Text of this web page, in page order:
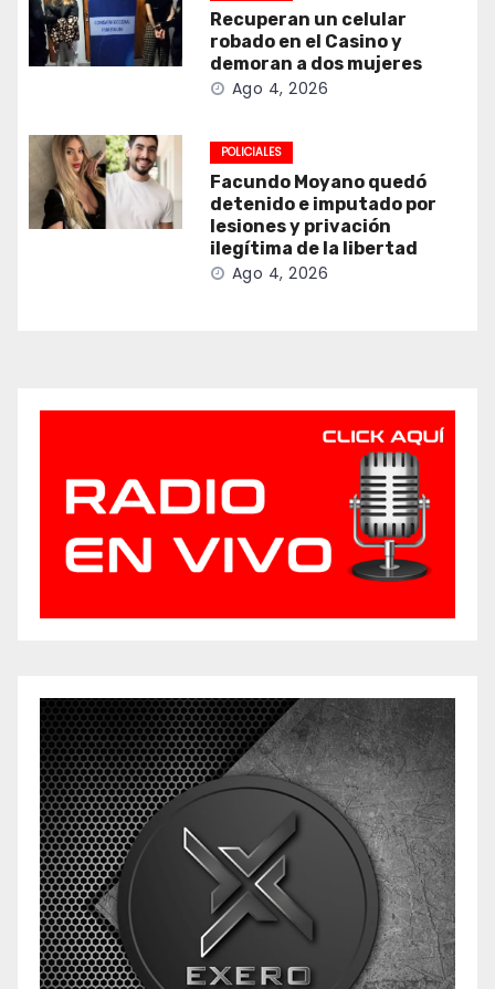
Recuperan un celular
robado en el Casino y
demoran a dos mujeres
Ago 4, 2026
POLICIALES
Facundo Moyano quedó
detenido e imputado por
lesiones y privación
ilegítima de la libertad
Ago 4, 2026